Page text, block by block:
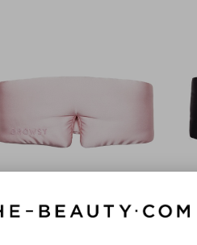
PETAL PINK SILK SLEEP MASK